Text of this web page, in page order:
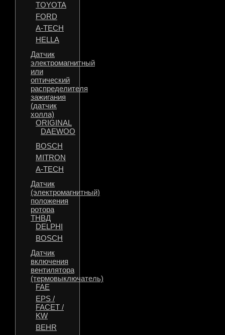
TOYOTA
FORD
A-TECH
HELLA
Датчик
электромагнитный
или
оптический
распределителя
зажигания
(датчик
холла)
ORIGINAL
DAEWOO
BOSCH
MITRON
A-TECH
Датчик
(электромагнитный)
положения
ротора
ТНВД
DELPHI
BOSCH
Датчик
включения
вентилятора
(термовыключатель)
FAE
EPS /
FACET /
KW
BEHR